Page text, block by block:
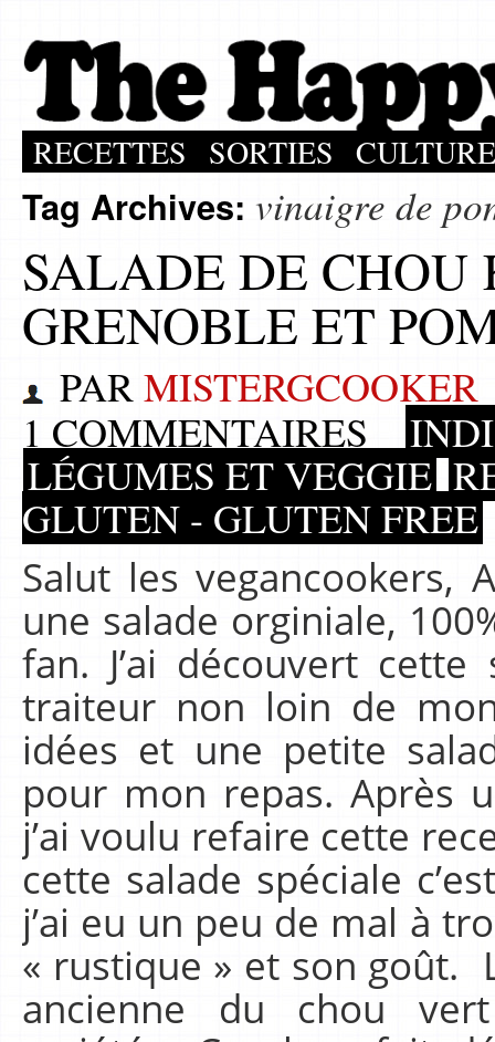
RECETTES SORTIES CULTURE
Tag Archives: vinaigre de
SALADE DE
GRENOBLE ET
PARMISTERGCOOKER
1 COMMENTAIRES
LÉGUMES ET VEGGIE
GLUTEN - GLUTEN FREE
Salut les vegancookers,
une salade orginiale,
fan. J’ai découvert
traiteur non loin de
idées et une petite
pour mon repas. Après
j’ai voulu refaire cette
cette salade spéciale
j’ai eu un peu de mal à
« rustique » et son goût.
ancienne du chou